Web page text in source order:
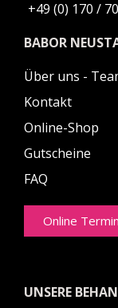
+49 (0) 170 /
BABOR
Über uns -
Kontakt
Online-Shop
Gutscheine
FAQ
Online
UNSERE